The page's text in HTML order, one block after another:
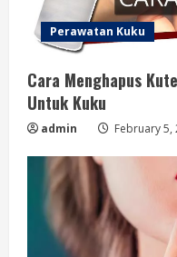
Perawatan Kuku
Cara Menghapus
Untuk Kuku
admin February 5,